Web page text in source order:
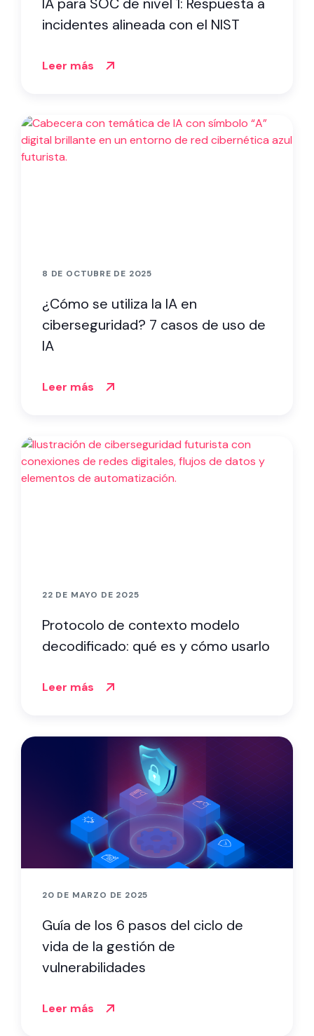
incidentes alineada con el NIST
Leer más
8 DE OCTUBRE DE 2025
¿Cómo se utiliza la IA en
ciberseguridad? 7 casos de uso de
IA
Leer más
22 DE MAYO DE 2025
Protocolo de contexto modelo
decodificado: qué es y cómo usarlo
Leer más
20 DE MARZO DE 2025
Guía de los 6 pasos del ciclo de
vida de la gestión de
vulnerabilidades
Leer más